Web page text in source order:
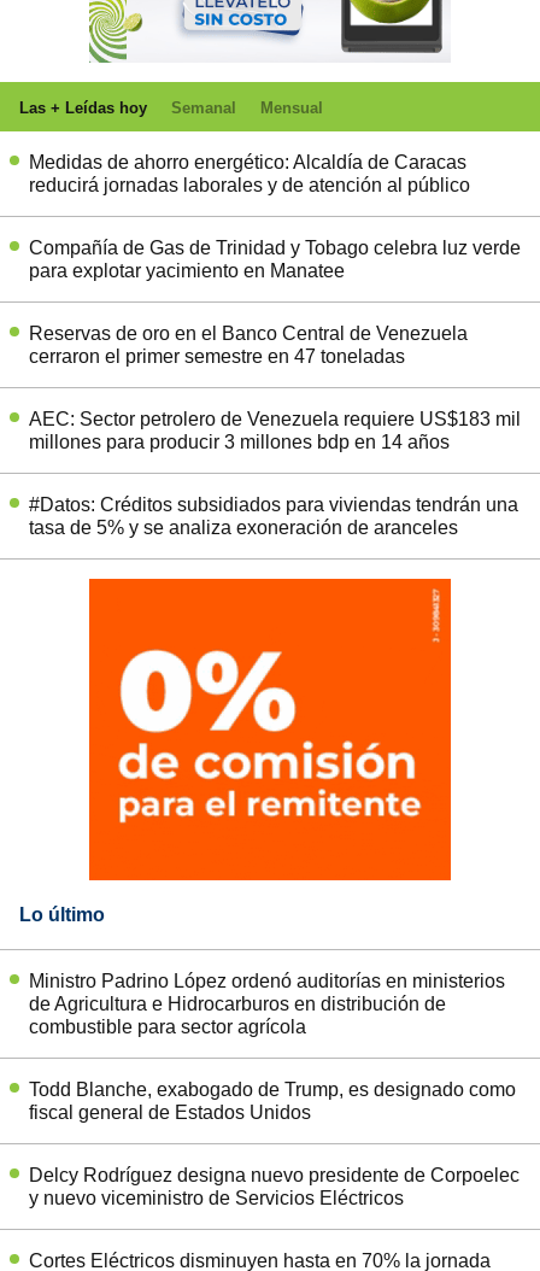
Las + Leídas hoy Semanal Mensual
Medidas de ahorro energético: Alcaldía de Caracas
reducirá jornadas laborales y de atención al público
Compañía de Gas de Trinidad y Tobago celebra luz verde
para explotar yacimiento en Manatee
Reservas de oro en el Banco Central de Venezuela
cerraron el primer semestre en 47 toneladas
AEC: Sector petrolero de Venezuela requiere US$183 mil
millones para producir 3 millones bdp en 14 años
#Datos: Créditos subsidiados para viviendas tendrán una
tasa de 5% y se analiza exoneración de aranceles
Lo último
Ministro Padrino López ordenó auditorías en ministerios
de Agricultura e Hidrocarburos en distribución de
combustible para sector agrícola
Todd Blanche, exabogado de Trump, es designado como
fiscal general de Estados Unidos
Delcy Rodríguez designa nuevo presidente de Corpoelec
y nuevo viceministro de Servicios Eléctricos
Cortes Eléctricos disminuyen hasta en 70% la jornada